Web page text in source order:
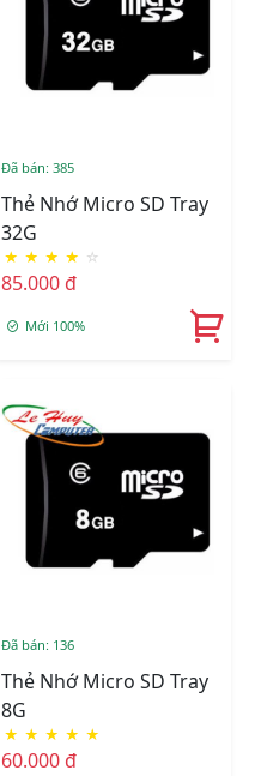
Đã bán: 385
Thẻ Nhớ Micro SD Tray
32G
★ ★ ★ ★ ☆
85.000 đ
Mới 100%
Đã bán: 136
Thẻ Nhớ Micro SD Tray
8G
★ ★ ★ ★ ★
60.000 đ